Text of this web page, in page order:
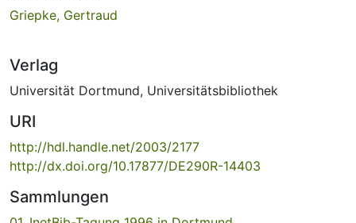
Griepke, Gertraud
Verlag
Universität Dortmund, Universitätsbibliothek
URI
http://hdl.handle.net/2003/2177
http://dx.doi.org/10.17877/DE290R-14403
Sammlungen